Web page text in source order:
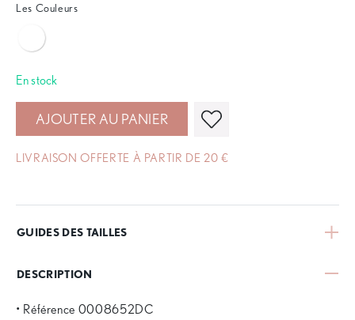
Les Couleurs
En stock
AJOUTER AU PANIER
LIVRAISON OFFERTE À PARTIR DE 20 €
GUIDES DES TAILLES
DESCRIPTION
• Référence 0008652DC